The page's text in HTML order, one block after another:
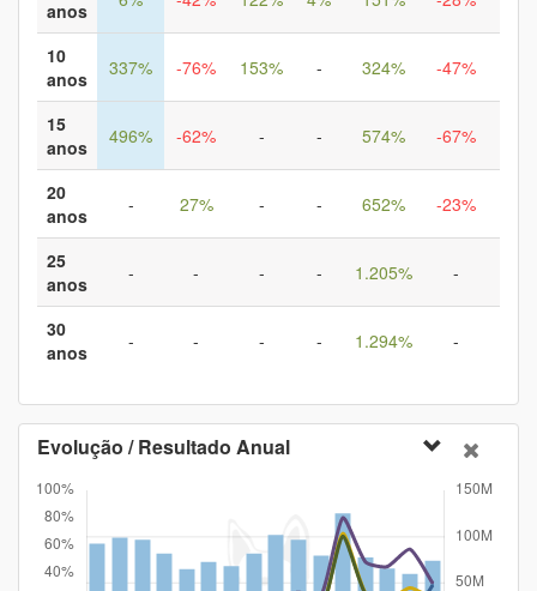
anos
10
anos
337% -76% 153% - 324% -47%
15
anos
496% -62% - - 574% -67%
20
anos
- 27% - - 652% -23%
25
anos
- - - - 1.205% -
30
anos
- - - - 1.294% -
Evolução / Resultado Anual